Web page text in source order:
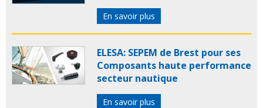
En savoir plus
ELESA: SEPEM de Brest pour ses
Composants haute performance
secteur nautique
En savoir plus